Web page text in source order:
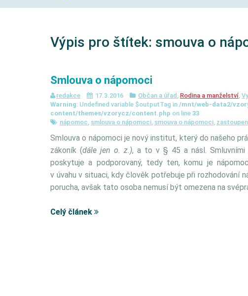
Výpis pro štítek: smouva o
Smlouva o nápomoci
redakce 17.3.2016 Občan a úřad , Rodina a manželství,
Warning: Undefined variable $outputTag in /mnt/web-data2/
content/themes/vzorycz/content.php on line 33
nápomoc, smlouva o nápomoci, smouva o nápomoci,
Smlouva o nápomoci je nový institut, který do našeho
zákoník (dále jen o. z.), a to v § 45 a násl. Smluvními
poskytuje a podporovaný, tedy ten, komu je
v úvahu v situaci, kdy člověk potřebuje při rozhodování
porucha, avšak tato osoba nemusí být omezena na
Celý článek